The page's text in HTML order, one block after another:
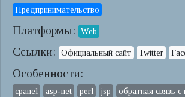
Предпринимательство
Платформы: Web
Ссылки: Официальный сайт Twitter
Особенности:
cpanel asp-net perl jsp
обратная связь с